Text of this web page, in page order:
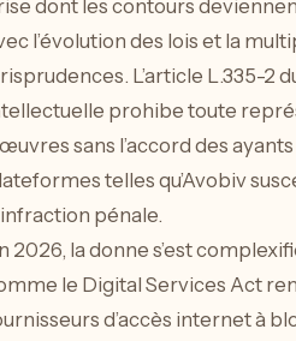
dont les contours
l’évolution des lois et la
L’article L.335-2
prohibe toute
sans l’accord des
telles qu’Avobiv
pénale.
2026, la donne s’est
le Digital Services Act
d’accès internet à